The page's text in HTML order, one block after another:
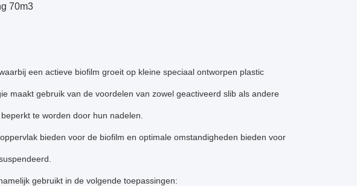
70m3
een actieve biofilm groeit op kleine speciaal ontworpen plastic
maakt gebruik van de voordelen van zowel geactiveerd slib als andere
te worden door hun nadelen.
bieden voor de biofilm en optimale omstandigheden bieden voor
gebruikt in de volgende toepassingen: